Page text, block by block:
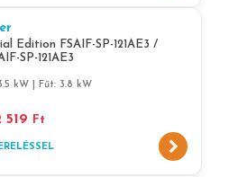
Edition FSAIF-SP-121AE3 /
SP-121AE3
kW | Fűt: 3.8 kW
519 Ft